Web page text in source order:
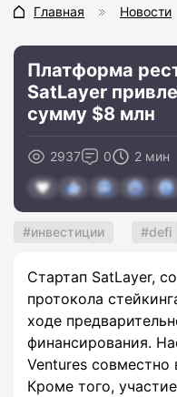
Главная Новости
Платформа
SatLayer
сумму $8 млн
2937 0 2 мин
инвестиции defi
Стартап SatLayer,
протокола
ходе
финансирования.
Ventures совместно
Кроме того,